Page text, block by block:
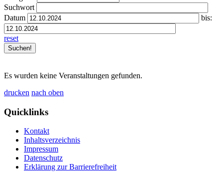
Suchwort
Datum
bis:
reset
Es wurden keine Veranstaltungen gefunden.
drucken nach oben
Quicklinks
Kontakt
Inhaltsverzeichnis
Impressum
Datenschutz
Erklärung zur Barrierefreiheit